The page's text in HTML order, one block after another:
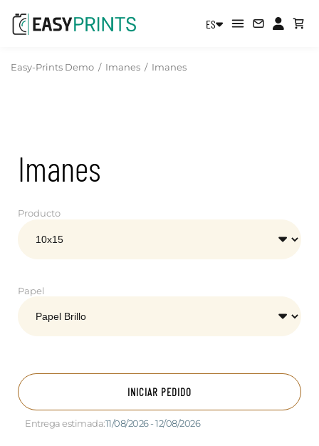
ES
Easy-Prints Demo / Imanes / Imanes
Imanes
Producto
Papel
INICIAR PEDIDO
Entrega estimada:11/08/2026 - 12/08/2026